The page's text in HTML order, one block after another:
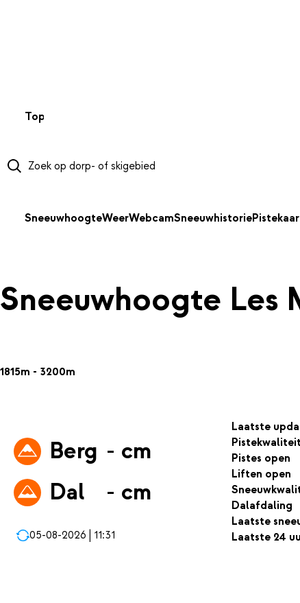
Top 50
SneeuwhoogteWeerWebcamSneeuwhistorie
Sneeuwhoogte Les
1815m - 3200m
Berg - cm
Dal
- cm
05-08-2026 | 11:31
Laatste
Pistekwaliteit
Pistes open
Liften open
Dalafdaling
Laatste
Laatste 24